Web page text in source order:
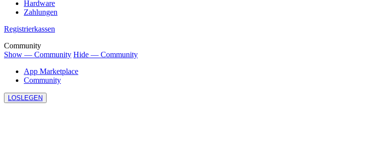
Hardware
Zahlungen
Registrierkassen
Community
Show — Community Hide — Community
App Marketplace
Community
LOSLEGEN